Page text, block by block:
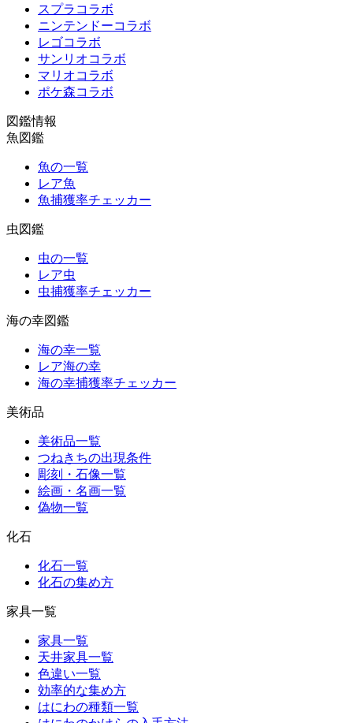
スプラコラボ
ニンテンドーコラボ
レゴコラボ
サンリオコラボ
マリオコラボ
ポケ森コラボ
図鑑情報
魚図鑑
魚の一覧
レア魚
魚捕獲率チェッカー
虫図鑑
虫の一覧
レア虫
虫捕獲率チェッカー
海の幸図鑑
海の幸一覧
レア海の幸
海の幸捕獲率チェッカー
美術品
美術品一覧
つねきちの出現条件
彫刻・石像一覧
絵画・名画一覧
偽物一覧
化石
化石一覧
化石の集め方
家具一覧
家具一覧
天井家具一覧
色違い一覧
効率的な集め方
はにわの種類一覧